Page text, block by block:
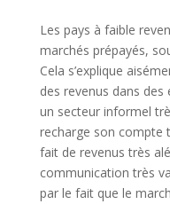
Les pays à faible
marchés prépayés,
Cela s’explique
des revenus dans
un secteur informel
recharge son compte
fait de revenus très
communication très
par le fait que le